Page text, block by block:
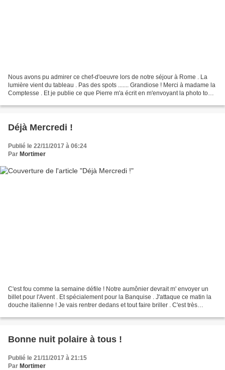
Nous avons pu admirer ce chef-d'oeuvre lors de notre séjour à Rome . La
lumière vient du tableau . Pas des spots ....... Grandiose ! Merci à madame la
Comptesse . Et je publie ce que Pierre m'a écrit en m'envoyant la photo tout
Déjà Mercredi !
Publié le 22/11/2017 à 06:24
Par Mortimer
C'est fou comme la semaine défile ! Notre aumônier devrait m' envoyer un
billet pour l'Avent . Et spécialement pour la Banquise . J'attaque ce matin la
douche italienne ! Je vais rentrer dedans et tout faire briller . C'est très
Bonne nuit polaire à tous !
Publié le 21/11/2017 à 21:15
Par Mortimer